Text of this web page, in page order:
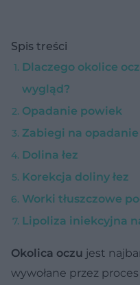
Spis treści
Dlaczego okolice
wygląd?
Opadanie powiek
Zabiegi na
Dolina łez
Korekcja doliny łez
Worki tłuszczowe
Lipoliza iniekcyjna
Okolica oczu jest
wywołane przez